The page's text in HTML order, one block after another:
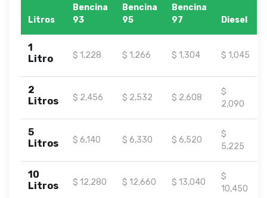
Litros
Bencina
93
Bencina
95
Bencina
97
Diesel
1
Litro
$ 1,228 $ 1,266 $ 1,304 $ 1,045
2
Litros
$ 2,456 $ 2,532 $ 2,608
$
2,090
5
Litros
$ 6,140 $ 6,330 $ 6,520
$
5,225
10
Litros
$ 12,280 $ 12,660 $ 13,040
$
10,450